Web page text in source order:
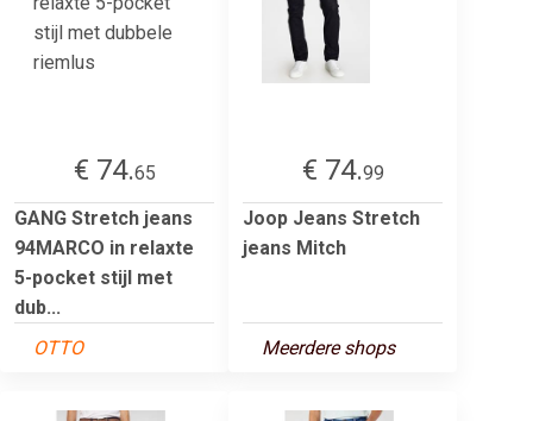
€ 74.65
GANG Stretch jeans
94MARCO in relaxte
5-pocket stijl met
dub...
OTTO
€ 74.99
Joop Jeans Stretch
jeans Mitch
Meerdere shops